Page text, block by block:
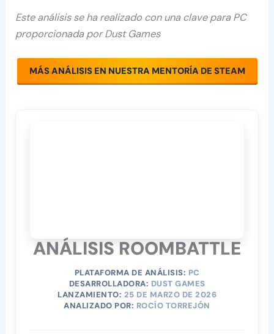
Este análisis se ha realizado con una clave para PC
proporcionada por Dust Games
MÁS ANÁLISIS EN NUESTRA MENTORÍA DE STEAM
ANÁLISIS ROOMBATTLE
PLATAFORMA DE ANÁLISIS: PC
DESARROLLADORA: DUST GAMES
LANZAMIENTO: 25 DE MARZO DE 2026
ANALIZADO POR: ROCÍO TORREJÓN